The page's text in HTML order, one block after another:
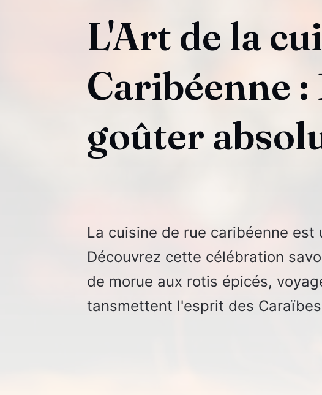
L'Art de la
Caribéenne :
goûter
La cuisine de rue caribéenne
Découvrez cette célébration
de morue aux rotis épicés,
tansmettent l'esprit des